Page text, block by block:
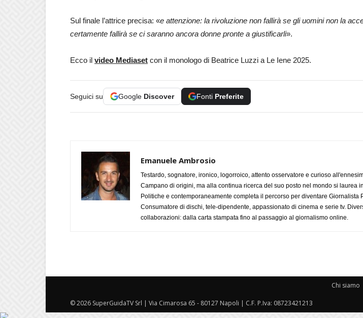
Sul finale l’attrice precisa: «e attenzione: la rivoluzione non fallirà se gli uomini non la
certamente fallirà se ci saranno ancora donne pronte a giustificarli».
Ecco il video Mediaset con il monologo di Beatrice Luzzi a Le Iene 2025.
Seguici su Google Discover Fonti Preferite
Emanuele Ambrosio
Testardo, sognatore, ironico, logorroico, attento osservatore e curioso
Campano di origini, ma alla continua ricerca del suo posto nel mondo si laurea
Politiche e contemporaneamente completa il percorso per diventare Giornalista
Consumatore di dischi, tele-dipendente, appassionato di cinema e serie tv.
collaborazioni: dalla carta stampata fino al passaggio al giornalismo online.
Chi siamo
© 2026 SuperGuidaTV Srl | Via Cimarosa 65 - 80127 Napoli | C.F. P.Iva: 08723421213